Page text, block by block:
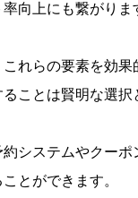
向上にも繋がりま
れらの要素を効果
ことは賢明な選択
システムやクー
とができます。